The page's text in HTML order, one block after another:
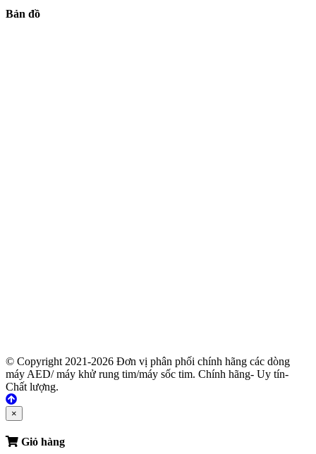
Bản đồ
© Copyright 2021-2026 Đơn vị phân phối chính hãng các dòng
máy AED/ máy khử rung tim/máy sốc tim. Chính hãng- Uy tín-
Chất lượng.
×
Giỏ hàng